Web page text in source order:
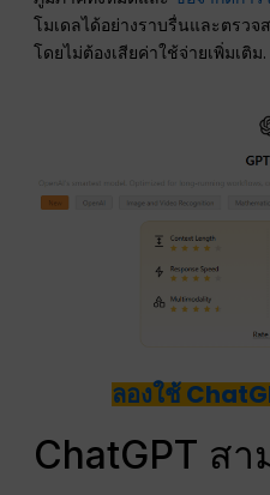
โมเดลได้อย่างราบรื่นและตรวจ
โดยไม่ต้องเสียค่าใช้จ่ายเพิ่มเติม.
ลองใช้
ChatGPT สา